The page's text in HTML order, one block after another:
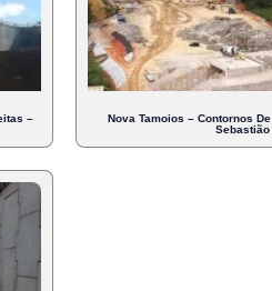
–
Nova Tamoios – Contornos
Sebastião